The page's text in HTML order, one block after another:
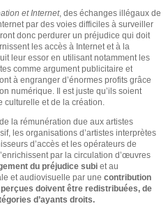
et Internet, des échanges illégaux de
par des voies difficiles à surveiller
donc perdurer un préjudice qui doit
les accès à Internet et à la
leur essor en utilisant notamment les
comme argument publicitaire et
à engranger d’énormes profits grâce
numérique. Il est juste qu’ils soient
culturelle et de la création.
la rémunération due aux artistes
les organisations d’artistes interprètes
d’accès et les opérateurs de
par la circulation d’œuvres
du préjudice subiet au
et audiovisuelle par une contribution
doivent être redistribuées, de
d’ayants droits.